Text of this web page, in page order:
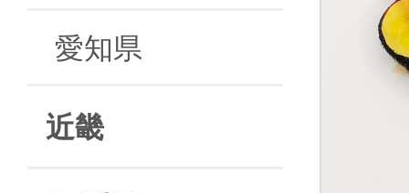
愛知県
近畿